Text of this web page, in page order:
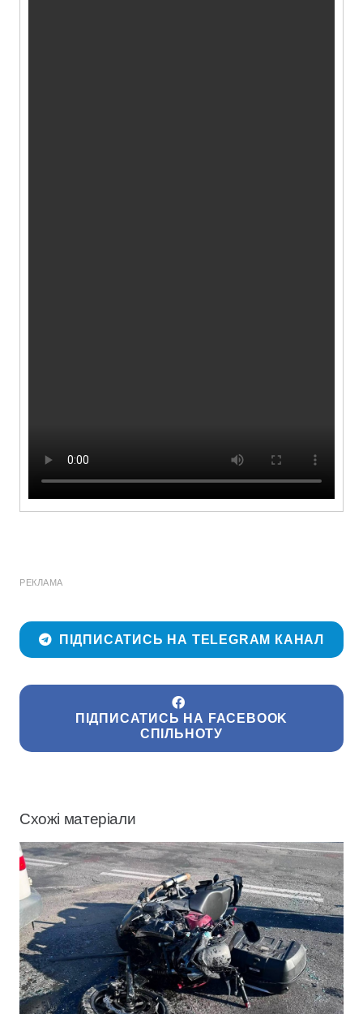
РЕКЛАМА
ПІДПИСАТИСЬ НА TELEGRAM КАНАЛ
ПІДПИСАТИСЬ НА FACEBOOK
СПІЛЬНОТУ
Схожі матеріали